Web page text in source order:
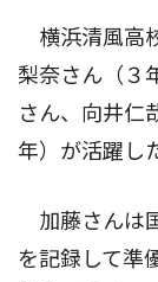
横浜清風高
梨奈さん（３
さん、向井仁
年）が活躍し
加藤さんは
を記録して準